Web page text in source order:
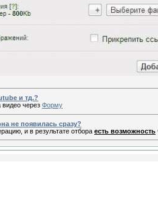
и тд.?
видео через Форму
не появилась сразу?
и в результате отбора есть возможность